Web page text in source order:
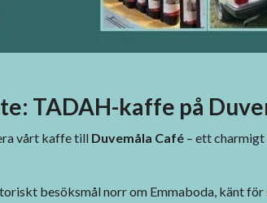
TADAH-kaffe på
vårt kaffe till Duvemåla Café – ett
besöksmål norr om Emmaboda, känt